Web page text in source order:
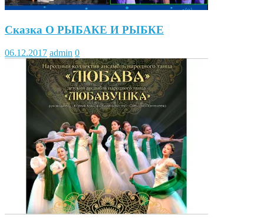
Сказка О РЫБАКЕ И РЫБКЕ
06.12.2017 admin 0